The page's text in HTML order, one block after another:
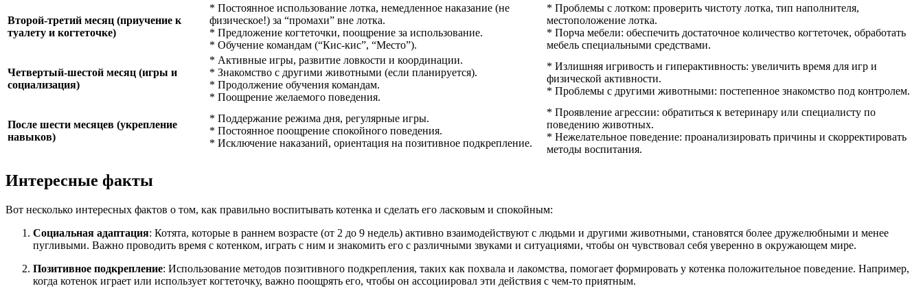
Второй-третий месяц (приучение к
туалету и когтеточке)
* Постоянное использование лотка, немедленное наказание (не
физическое!) за “промахи” вне лотка.
* Предложение когтеточки, поощрение за использование.
* Обучение командам (“Кис-кис”, “Место”).
* Проблемы с лотком: проверить чистоту лотка, тип наполнителя,
местоположение лотка.
* Порча мебели: обеспечить достаточное количество когтеточек, обработать
мебель специальными средствами.
Четвертый-шестой месяц (игры и
социализация)
* Активные игры, развитие ловкости и координации.
* Знакомство с другими животными (если планируется).
* Продолжение обучения командам.
* Поощрение желаемого поведения.
* Излишняя игривость и гиперактивность: увеличить время для игр и
физической активности.
* Проблемы с другими животными: постепенное знакомство под контролем.
После шести месяцев (укрепление
навыков)
* Поддержание режима дня, регулярные игры.
* Постоянное поощрение спокойного поведения.
* Исключение наказаний, ориентация на позитивное подкрепление.
* Проявление агрессии: обратиться к ветеринару или специалисту по
поведению животных.
* Нежелательное поведение: проанализировать причины и скорректировать
методы воспитания.
Интересные факты
Вот несколько интересных фактов о том, как правильно воспитывать котенка и сделать его ласковым и спокойным:
Социальная адаптация: Котята, которые в раннем возрасте (от 2 до 9 недель) активно взаимодействуют с людьми и другими животными, становятся более дружелюбными и менее
пугливыми. Важно проводить время с котенком, играть с ним и знакомить его с различными звуками и ситуациями, чтобы он чувствовал себя уверенно в окружающем мире.
Позитивное подкрепление: Использование методов позитивного подкрепления, таких как похвала и лакомства, помогает формировать у котенка положительное поведение. Например,
когда котенок играет или использует когтеточку, важно поощрять его, чтобы он ассоциировал эти действия с чем-то приятным.